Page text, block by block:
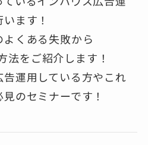
ます！
くある失敗から
法をご紹介します！
運用している方やこれ
のセミナーです！